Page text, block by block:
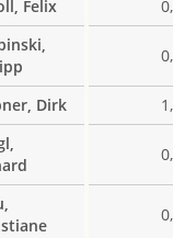
Felix
Dirk